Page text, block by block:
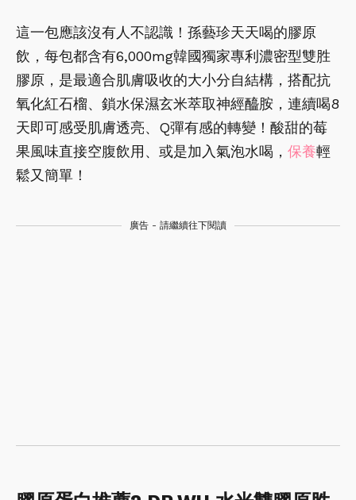
這一包應該沒有人不認識！孫藝珍天天喝的膠原
飲，每包都含有6,000mg韓國獨家專利濃密型雙胜
膠原，是最適合肌膚吸收的大小分自結構，搭配抗
氧化紅石榴、鎖水保濕玄米萃取神經醯胺，連續喝8
天即可感受肌膚透亮、Q彈有感的轉變！酸甜的莓
果風味直接空腹飲用、或是加入氣泡水喝， 保養輕
鬆又簡單！
廣告 - 請繼續往下閱讀